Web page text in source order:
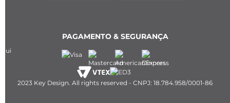
PAGAMENTO & SEGURANÇA
2023 Key Design. All rights reserved - CNPJ: 18.784.958/0001-86